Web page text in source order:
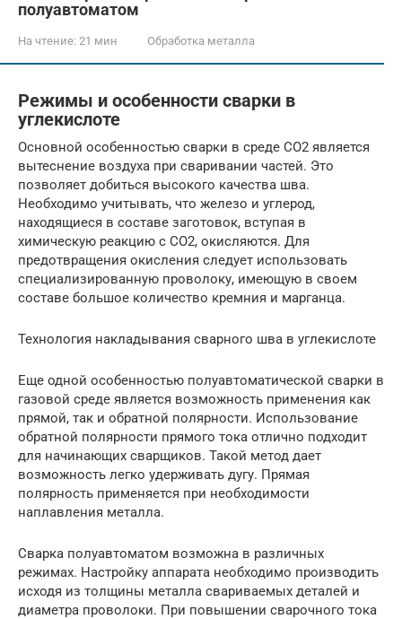
полуавтоматом
На чтение: 21 мин Обработка металла
Режимы и особенности сварки в
углекислоте
Основной особенностью сварки в среде СО2 является
вытеснение воздуха при сваривании частей. Это
позволяет добиться высокого качества шва.
Необходимо учитывать, что железо и углерод,
находящиеся в составе заготовок, вступая в
химическую реакцию с СО2, окисляются. Для
предотвращения окисления следует использовать
специализированную проволоку, имеющую в своем
составе большое количество кремния и марганца.
Технология накладывания сварного шва в углекислоте
Еще одной особенностью полуавтоматической сварки в
газовой среде является возможность применения как
прямой, так и обратной полярности. Использование
обратной полярности прямого тока отлично подходит
для начинающих сварщиков. Такой метод дает
возможность легко удерживать дугу. Прямая
полярность применяется при необходимости
наплавления металла.
Сварка полуавтоматом возможна в различных
режимах. Настройку аппарата необходимо производить
исходя из толщины металла свариваемых деталей и
диаметра проволоки. При повышении сварочного тока